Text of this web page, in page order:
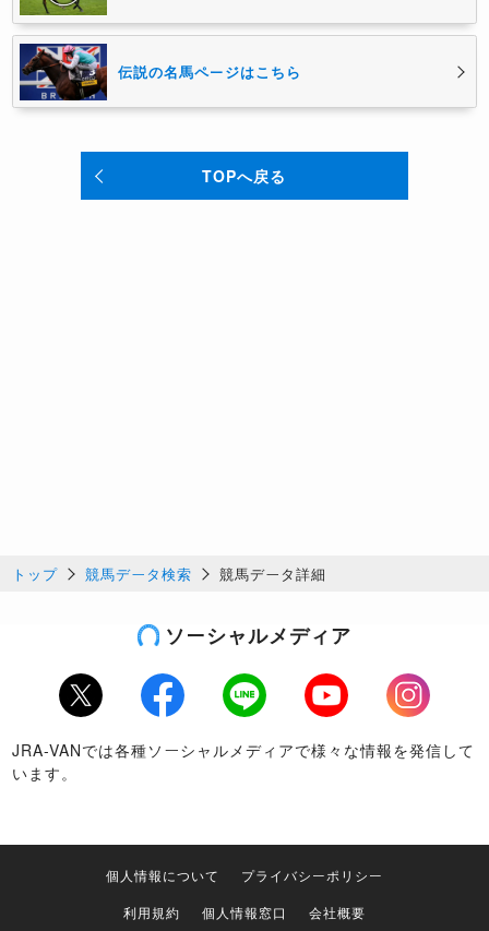
伝説の名馬ページはこちら
TOPへ戻る
トップ 競馬データ検索 競馬データ詳細
ソーシャルメディア
Twitter Facebook LINE Youtube
Instagram
JRA-VANでは各種ソーシャルメディアで様々な情報を発信して
います。
個人情報について
プライバシーポリシー
利用規約
個人情報窓口 会社概要